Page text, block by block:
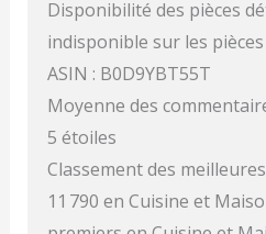
Disponibilité des pièces
indisponible sur les
ASIN : B0D9YBT55T
Moyenne des
5 étoiles
Classement des
11 790 en Cuisine et